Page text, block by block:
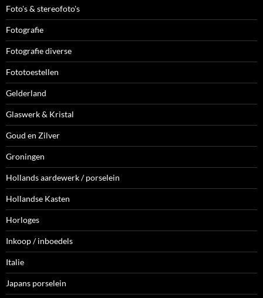
Foto's & stereofoto's
Fotografie
Fotografie diverse
Fototoestellen
Gelderland
Glaswerk & Kristal
Goud en Zilver
Groningen
Hollands aardewerk / porselein
Hollandse Kasten
Horloges
Inkoop / inboedels
Italie
Japans porselein